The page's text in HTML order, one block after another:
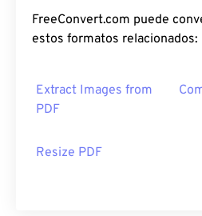
FreeConvert.com puede
estos formatos relacionados:
Extract Images from
PDF
Resize PDF